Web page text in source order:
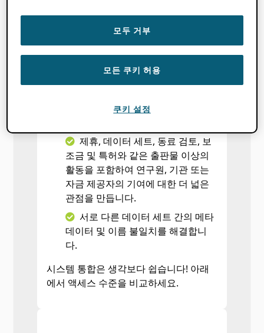
가시성과 검색 가능성을 향상시킵니
다. ORCID 기록하고 자신의 연구원
프로필을 ORCID공개적으로 액세스
시간을 절약하고 입력 오류를 줄입니
제휴, 데이터 세트, 동료 검토, 보
조금 및 특허와 같은 출판물 이상의
활동을 포함하여 연구원, 기관 또는
자금 제공자의 기여에 대한 더 넓은
관점을 만듭니다.
서로 다른 데이터 세트 간의 메타
데이터 및 이름 불일치를 해결합니
다.
시스템 통합은 생각보다 쉽습니다! 아래
에서 액세스 수준을 비교하세요.
모두 거부
모든 쿠키 허용
쿠키 설정